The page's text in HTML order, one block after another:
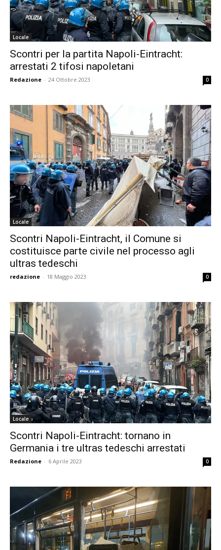
Locale
Scontri per la partita Napoli-Eintracht:
arrestati 2 tifosi napoletani
Redazione - 24 Ottobre 2023 0
Locale
Scontri Napoli-Eintracht, il Comune si
costituisce parte civile nel processo agli
ultras tedeschi
redazione - 18 Maggio 2023 0
Locale
Scontri Napoli-Eintracht: tornano in
Germania i tre ultras tedeschi arrestati
Redazione - 6 Aprile 2023 0